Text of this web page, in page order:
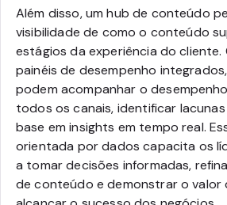
Além disso, um hub de conteúdo
visibilidade de como o conteúdo
estágios da experiência do cliente.
painéis de desempenho
podem acompanhar o
todos os canais, identificar
base em insights em tempo real.
orientada por dados capacita os
a tomar decisões informadas,
de conteúdo e demonstrar o